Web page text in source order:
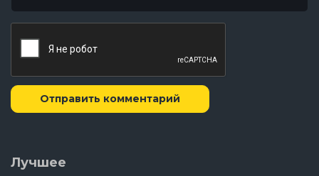
Отправить комментарий
Лучшее